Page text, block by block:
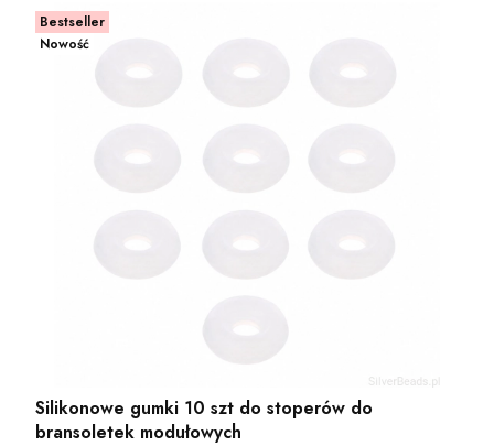
Bestseller
Nowość
Silikonowe gumki 10 szt do stoperów do
bransoletek modułowych